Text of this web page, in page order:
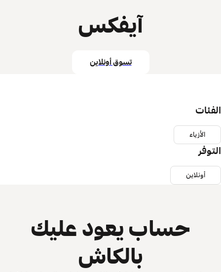
آيفكس
تسوق أونلاين
الفئات
الأزياء
التوفر
أونلاين
حساب يعود عليك
بالكاش